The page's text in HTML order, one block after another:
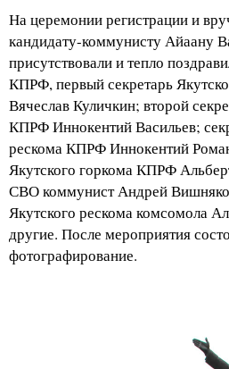
На церемонии регистрации и
кандидату-коммунисту Айаану
присутствовали и тепло
КПРФ, первый секретарь
Вячеслав Куличкин; второй
КПРФ Иннокентий Васильев;
рескома КПРФ Иннокентий
Якутского горкома КПРФ
СВО коммунист Андрей
Якутского рескома комсомола
другие. После мероприятия
фотографирование.